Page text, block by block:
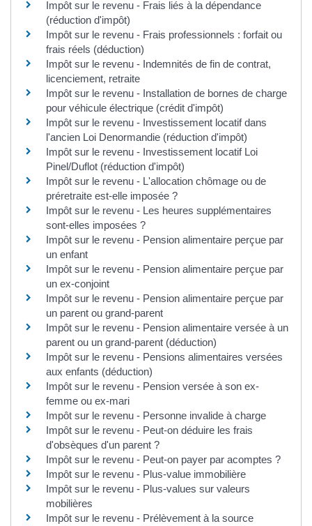
Impôt sur le revenu - Frais liés à la dépendance
(réduction d'impôt)
Impôt sur le revenu - Frais professionnels : forfait ou
frais réels (déduction)
Impôt sur le revenu - Indemnités de fin de contrat,
licenciement, retraite
Impôt sur le revenu - Installation de bornes de charge
pour véhicule électrique (crédit d'impôt)
Impôt sur le revenu - Investissement locatif dans
l'ancien Loi Denormandie (réduction d'impôt)
Impôt sur le revenu - Investissement locatif Loi
Pinel/Duflot (réduction d'impôt)
Impôt sur le revenu - L'allocation chômage ou de
préretraite est-elle imposée ?
Impôt sur le revenu - Les heures supplémentaires
sont-elles imposées ?
Impôt sur le revenu - Pension alimentaire perçue par
un enfant
Impôt sur le revenu - Pension alimentaire perçue par
un ex-conjoint
Impôt sur le revenu - Pension alimentaire perçue par
un parent ou grand-parent
Impôt sur le revenu - Pension alimentaire versée à un
parent ou un grand-parent (déduction)
Impôt sur le revenu - Pensions alimentaires versées
aux enfants (déduction)
Impôt sur le revenu - Pension versée à son ex-
femme ou ex-mari
Impôt sur le revenu - Personne invalide à charge
Impôt sur le revenu - Peut-on déduire les frais
d'obsèques d'un parent ?
Impôt sur le revenu - Peut-on payer par acomptes ?
Impôt sur le revenu - Plus-value immobilière
Impôt sur le revenu - Plus-values sur valeurs
mobilières
Impôt sur le revenu - Prélèvement à la source